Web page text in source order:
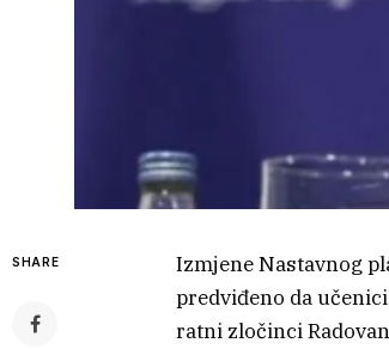
SHARE
Izmjene Nastavnog
predviđeno da
ratni zločinci